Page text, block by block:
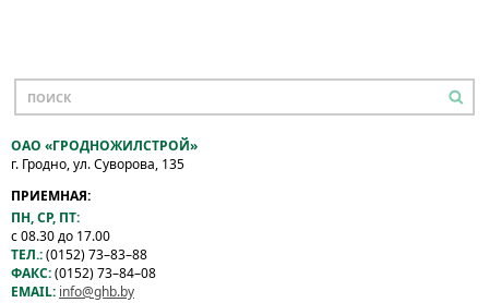
ОАО «ГРОДНОЖИЛСТРОЙ»
г. Гродно, ул. Суворова, 135
ПРИЕМНАЯ:
ПН, СР, ПТ:
с 08.30 до 17.00
ТЕЛ.:(0152) 73–83–88
ФАКС:(0152) 73–84–08
EMAIL: info@ghb.by